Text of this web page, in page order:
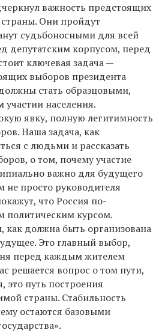
важность предстоящих
Они пройдут
судьбоносными для всей
депутатским корпусом, перед
ключевая задача —
выборов президента
стать образцовыми,
населения.
явку, полную легитимность
Наша задача, как
с людьми и рассказать
о том, почему участие
важно для будущего
просто руководителя
что Россия по-
политическим курсом.
должна быть организована
Это главный выбор,
перед каждым жителем
решается вопрос о том пути,
это путь построения
страны. Стабильность
остаются базовыми